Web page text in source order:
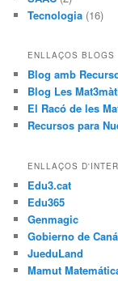
Tecnologia (16)
ENLLAÇOS BLOGS
Blog amb
Blog Les
El Racó de les
Recursos para
ENLLAÇOS
Edu3.cat
Edu365
Genmagic
Gobierno de
JueduLand
Mamut